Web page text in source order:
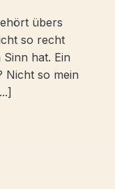
übers
so recht
hat. Ein
Nicht so mein